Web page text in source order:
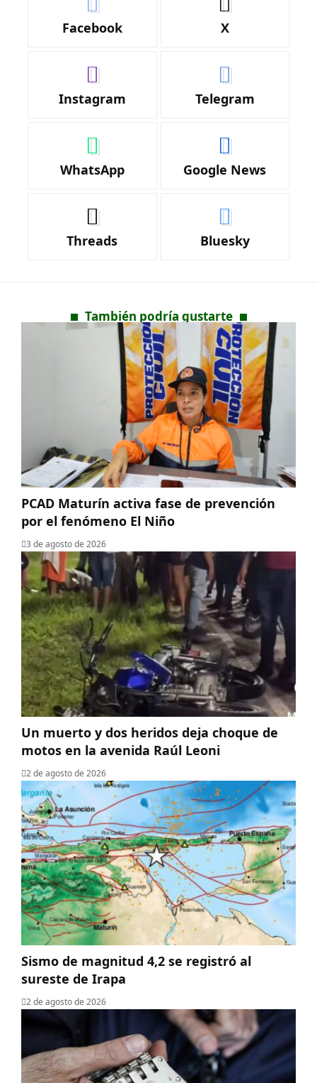
Facebook X
Instagram Telegram
WhatsApp Google News
Threads Bluesky
También podría gustarte
PCAD Maturín activa fase de prevención
por el fenómeno El Niño
3 de agosto de 2026
Un muerto y dos heridos deja choque de
motos en la avenida Raúl Leoni
2 de agosto de 2026
Sismo de magnitud 4,2 se registró al
sureste de Irapa
2 de agosto de 2026